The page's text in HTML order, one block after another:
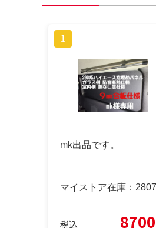
mk出品です。
マイストア在庫： 2807
税込 8700